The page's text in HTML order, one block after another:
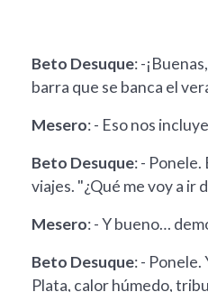
Beto Desuque: -
barra que se banca el
Mesero: - Eso nos
Beto Desuque: - Ponele.
viajes. "¿Qué me voy a ir
Mesero: - Y bueno…
Beto Desuque: -
Plata, calor húmedo,